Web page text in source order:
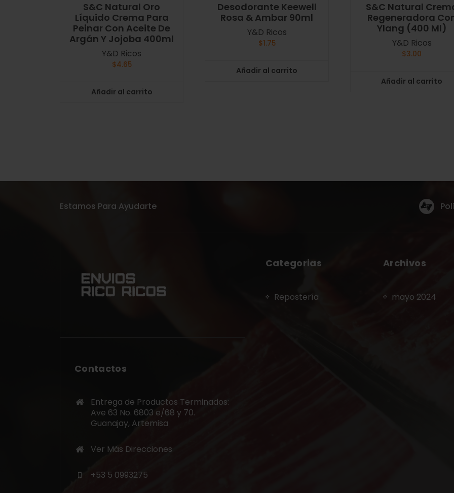
S&C Natural Oro
Líquido Crema Para
Peinar Con Aceite De
Argán Y Jojoba 400ml
Y&D Ricos
$4.65
Añadir al carrito
Desodorante Keewell
Rosa & Ambar 90ml
Y&D Ricos
$1.75
Añadir al carrito
S&C Natural
Regeneradora
Ylang (400 Ml)
Y&D Ricos
$3.00
Añadir al carrito
Estamos Para Ayudarte
Contactos
Entrega de Productos Terminados:
Ave 63 No. 6803 e/68 y 70.
Guanajay, Artemisa
Ver Más Direcciones
+53 5 0993275
Categorias
Repostería
Archivos
mayo 2024